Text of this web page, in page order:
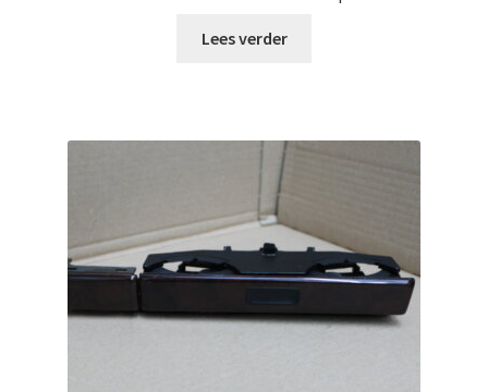
Lees verder